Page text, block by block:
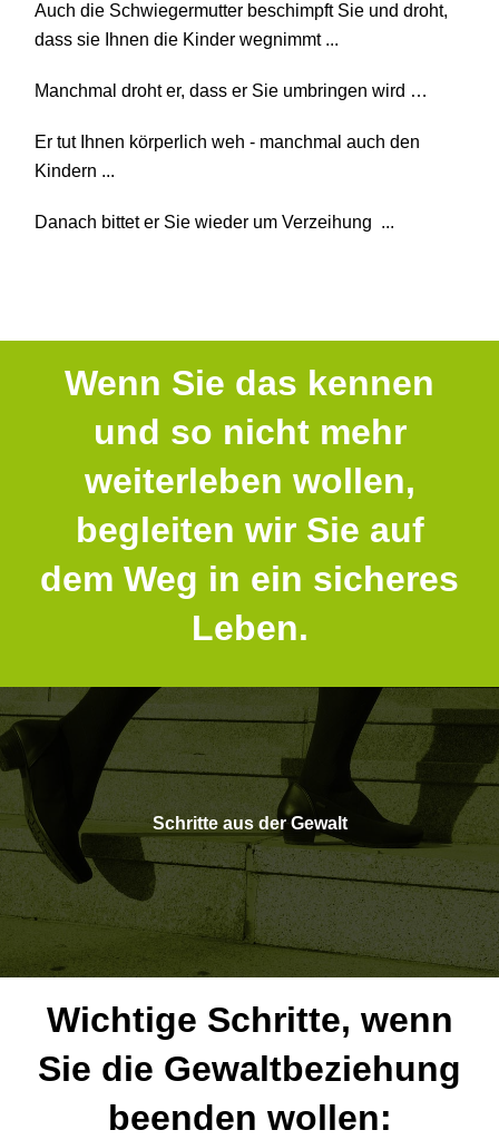
Auch die Schwiegermutter beschimpft Sie und droht,
dass sie Ihnen die Kinder wegnimmt ...
Manchmal droht er, dass er Sie umbringen wird …
Er tut Ihnen körperlich weh - manchmal auch den
Kindern ...
Danach bittet er Sie wieder um Verzeihung ...
Wenn Sie das kennen
und so nicht mehr
weiterleben wollen,
begleiten wir Sie auf
dem Weg in ein sicheres
Leben.
Schritte aus der Gewalt
Wichtige Schritte, wenn
Sie die Gewaltbeziehung
beenden wollen: